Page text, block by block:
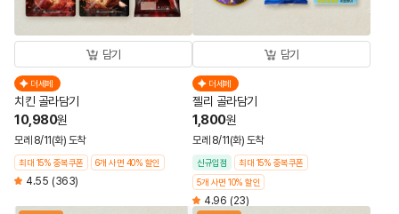
담기
더세페
치킨 골라담기
10,980원
모레 8/11(화) 도착
최대 15% 중복쿠폰 6개 사면 40% 할인
4.55 (363)
담기
더세페
젤리 골라담기
1,800원
모레 8/11(화) 도착
신규입점
최대 15% 중복쿠폰
5개 사면 10% 할인
4.96 (23)